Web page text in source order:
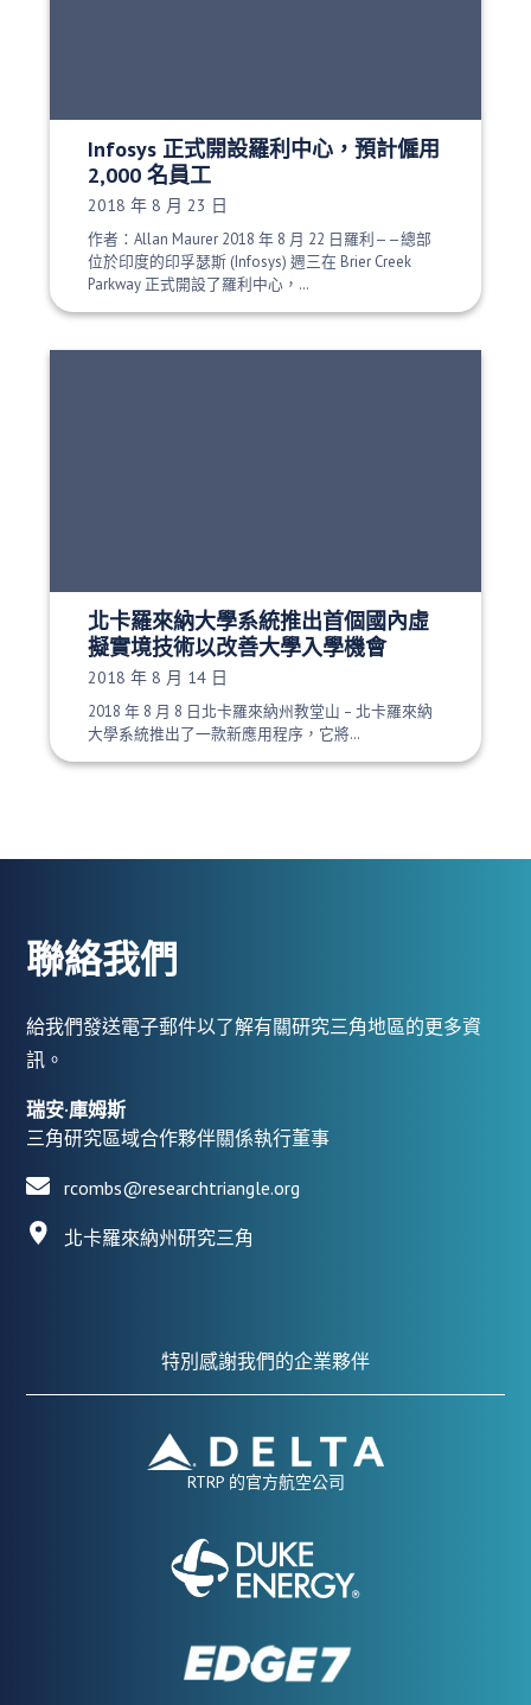
Infosys 正式開設羅利中心，預計僱用
2,000 名員工
發布日期：
2018 年 8 月 23 日
作者：Allan Maurer 2018 年 8 月 22 日羅利——總部
位於印度的印孚瑟斯 (Infosys) 週三在 Brier Creek
Parkway 正式開設了羅利中心，…
北卡羅來納大學系統推出首個國內虛
擬實境技術以改善大學入學機會
發布日期：
2018 年 8 月 14 日
2018 年 8 月 8 日北卡羅來納州教堂山 – 北卡羅來納
大學系統推出了一款新應用程序，它將…
聯絡我們
給我們發送電子郵件以了解有關研究三角地區的更多資
訊。
瑞安·庫姆斯
三角研究區域合作夥伴關係執行董事
rcombs@researchtriangle.org
北卡羅來納州研究三角
特別感謝我們的企業夥伴
RTRP 的官方航空公司